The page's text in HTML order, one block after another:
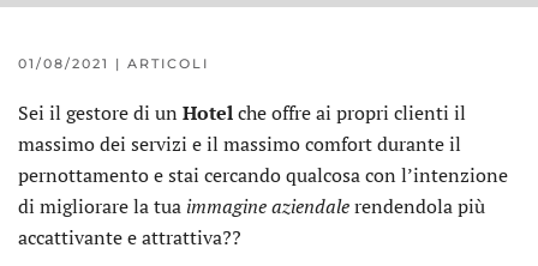
01/08/2021 | ARTICOLI
Sei il gestore di un Hotelche offre ai propri clienti il
massimo dei servizi e il massimo comfort durante il
pernottamento e stai cercando qualcosa con l’intenzione
di migliorare la tua immagine aziendalerendendola più
accattivante e attrattiva??